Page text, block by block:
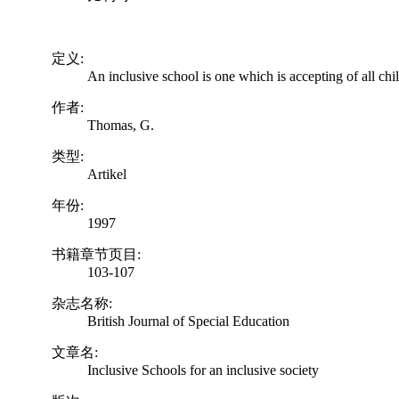
定义:
An inclusive school is one which is accepting of all
作者:
Thomas, G.
类型:
Artikel
年份:
1997
书籍章节页目:
103-107
杂志名称:
British Journal of Special Education
文章名:
Inclusive Schools for an inclusive society